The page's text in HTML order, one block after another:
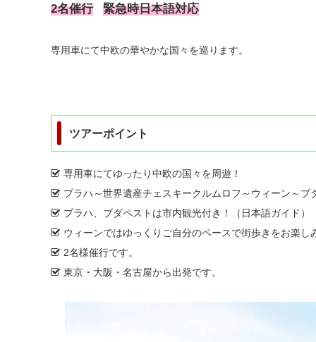
2名催行 緊急時日本語対応
専用車にて中欧の華やかな国々を巡ります。
ツアーポイント
専用車にてゆったり中欧の国々を周遊！
プラハ～世界遺産チェスキークルムロフ～ウィーン～
プラハ、ブダペストは市内観光付き！（日本語ガイド）
ウィーンではゆっくりご自分のペースで街歩きをお楽し
2名様催行です。
東京・大阪・名古屋から出発です。